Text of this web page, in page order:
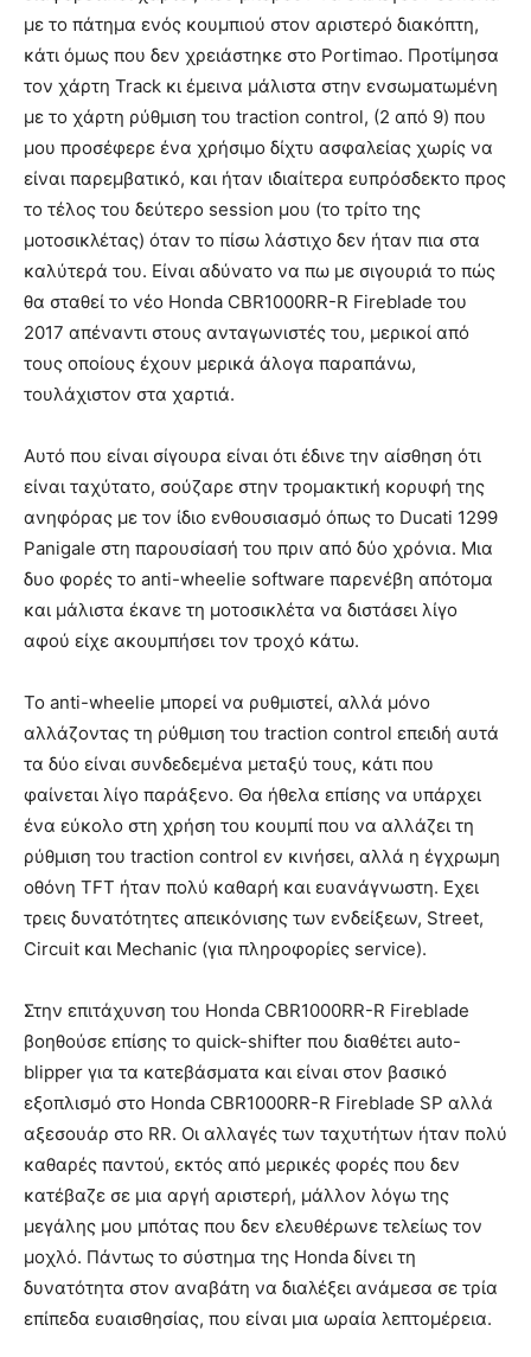
με το πάτημα ενός κουμπιού στον αριστερό διακόπτη,
κάτι όμως που δεν χρειάστηκε στο Portimao. Προτίμησα
τον χάρτη Track κι έμεινα μάλιστα στην ενσωματωμένη
με το χάρτη ρύθμιση του traction control, (2 από 9) που
μου προσέφερε ένα χρήσιμο δίχτυ ασφαλείας χωρίς να
είναι παρεμβατικό, και ήταν ιδιαίτερα ευπρόσδεκτο προς
το τέλος του δεύτερο session μου (το τρίτο της
μοτοσικλέτας) όταν το πίσω λάστιχο δεν ήταν πια στα
καλύτερά του. Είναι αδύνατο να πω με σιγουριά το πώς
θα σταθεί το νέο Honda CBR1000RR-R Fireblade του
2017 απέναντι στους ανταγωνιστές του, μερικοί από
τους οποίους έχουν μερικά άλογα παραπάνω,
τουλάχιστον στα χαρτιά.
Αυτό που είναι σίγουρα είναι ότι έδινε την αίσθηση ότι
είναι ταχύτατο, σούζαρε στην τρομακτική κορυφή της
ανηφόρας με τον ίδιο ενθουσιασμό όπως το Ducati 1299
Panigale στη παρουσίασή του πριν από δύο χρόνια. Μια
δυο φορές το anti-wheelie software παρενέβη απότομα
και μάλιστα έκανε τη μοτοσικλέτα να διστάσει λίγο
αφού είχε ακουμπήσει τον τροχό κάτω.
Το anti-wheelie μπορεί να ρυθμιστεί, αλλά μόνο
αλλάζοντας τη ρύθμιση του traction control επειδή αυτά
τα δύο είναι συνδεδεμένα μεταξύ τους, κάτι που
φαίνεται λίγο παράξενο. Θα ήθελα επίσης να υπάρχει
ένα εύκολο στη χρήση του κουμπί που να αλλάζει τη
ρύθμιση του traction control εν κινήσει, αλλά η έγχρωμη
οθόνη TFT ήταν πολύ καθαρή και ευανάγνωστη. Εχει
τρεις δυνατότητες απεικόνισης των ενδείξεων, Street,
Circuit και Mechanic (για πληροφορίες service).
Στην επιτάχυνση του Honda CBR1000RR-R Fireblade
βοηθούσε επίσης το quick-shifter που διαθέτει auto-
blipper για τα κατεβάσματα και είναι στον βασικό
εξοπλισμό στο Honda CBR1000RR-R Fireblade SP αλλά
αξεσουάρ στο RR. Οι αλλαγές των ταχυτήτων ήταν πολύ
καθαρές παντού, εκτός από μερικές φορές που δεν
κατέβαζε σε μια αργή αριστερή, μάλλον λόγω της
μεγάλης μου μπότας που δεν ελευθέρωνε τελείως τον
μοχλό. Πάντως το σύστημα της Honda δίνει τη
δυνατότητα στον αναβάτη να διαλέξει ανάμεσα σε τρία
επίπεδα ευαισθησίας, που είναι μια ωραία λεπτομέρεια.